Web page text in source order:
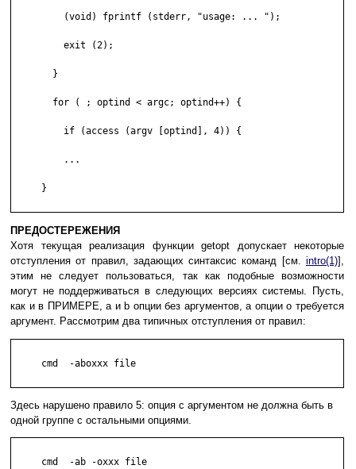
         (void) fprintf (stderr, "usage: ... ");
         exit (2);
       }
       for ( ; optind < argc; optind++) {
         if (access (argv [optind], 4)) {
         ...
     }
ПРЕДОСТЕРЕЖЕНИЯ
Хотя текущая реализация функции getopt допускает некоторые
отступления от правил, задающих синтаксис команд [см. intro(1)],
этим не следует пользоваться, так как подобные возможности
могут не поддерживаться в следующих версиях системы. Пусть,
как и в ПРИМЕРЕ, a и b опции без аргументов, а опции o требуется
аргумент. Рассмотрим два типичных отступления от правил:
     cmd  -aboxxx file
Здесь нарушено правило 5: опция с аргументом не должна быть в
одной группе с остальными опциями.
     cmd  -ab -oxxx file